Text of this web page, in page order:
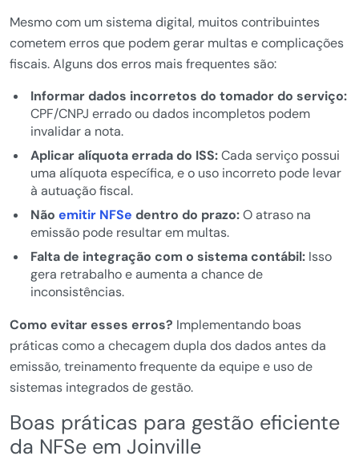
Mesmo com um sistema digital, muitos contribuintes
cometem erros que podem gerar multas e complicações
fiscais. Alguns dos erros mais frequentes são:
Informar dados incorretos do tomador do serviço:
CPF/CNPJ errado ou dados incompletos podem
invalidar a nota.
Aplicar alíquota errada do ISS:Cada serviço possui
uma alíquota específica, e o uso incorreto pode levar
à autuação fiscal.
Não emitir NFSe dentro do prazo:O atraso na
emissão pode resultar em multas.
Falta de integração com o sistema contábil:Isso
gera retrabalho e aumenta a chance de
inconsistências.
Como evitar esses erros? Implementando boas
práticas como a checagem dupla dos dados antes da
emissão, treinamento frequente da equipe e uso de
sistemas integrados de gestão.
Boas práticas para gestão eficiente
da NFSe em Joinville